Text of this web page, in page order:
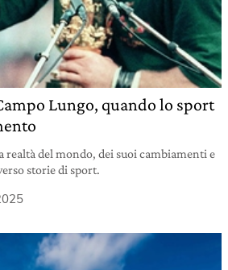
Lungo, quando lo sport
realtà del mondo, dei suoi cambiamenti e
storie di sport.